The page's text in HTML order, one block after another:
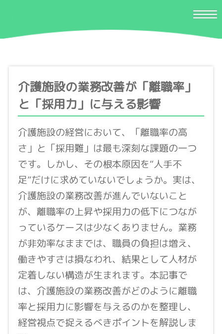
介護施設の業務改善が「離職率」
と「採用力」に与える影響
介護施設の経営において、「離職率の高
さ」と「採用難」は最も深刻な課題の一つ
です。しかし、その根本原因を“人手不
足”だけに求めていないでしょうか。実は、
介護施設の業務改善が進んでいないこと
が、離職率の上昇や採用力の低下につなが
っているケースは少なくありません。業務
が非効率なままでは、職員の負担は増え、
働きやすさは損なわれ、結果として人材が
定着しない構造が生まれます。本記事で
は、介護施設の業務改善がどのように離職
率と採用力に影響を与えるのかを整理し、
経営視点で捉えるべきポイントを解説しま